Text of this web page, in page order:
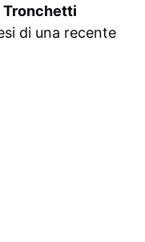
Tronchetti
di una recente